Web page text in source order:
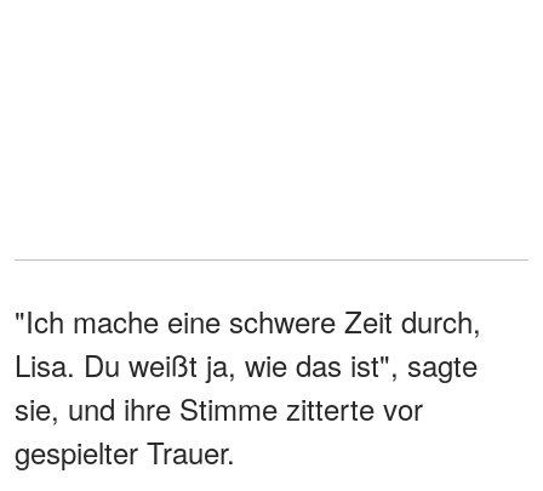
"Ich mache eine schwere Zeit durch,
Lisa. Du weißt ja, wie das ist", sagte
sie, und ihre Stimme zitterte vor
gespielter Trauer.